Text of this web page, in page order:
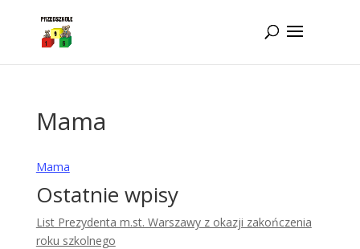
Mama
Mama
Ostatnie wpisy
List Prezydenta m.st. Warszawy z okazji zakończenia
roku szkolnego